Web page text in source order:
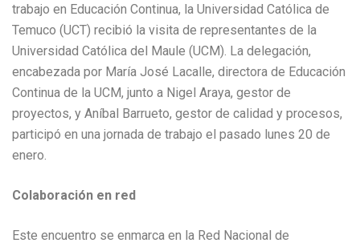
trabajo en Educación Continua, la Universidad Católica de
Temuco (UCT) recibió la visita de representantes de la
Universidad Católica del Maule (UCM). La delegación,
encabezada por María José Lacalle, directora de Educación
Continua de la UCM, junto a Nigel Araya, gestor de
proyectos, y Aníbal Barrueto, gestor de calidad y procesos,
participó en una jornada de trabajo el pasado lunes 20 de
enero.
Colaboración en red
Este encuentro se enmarca en la Red Nacional de